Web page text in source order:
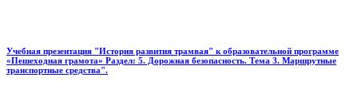
Учебная презентация "История развития трамвая" к образовательной программе
«Пешеходная грамота» Раздел: 5. Дорожная безопасность. Тема 3. Маршрутные
транспортные средства".